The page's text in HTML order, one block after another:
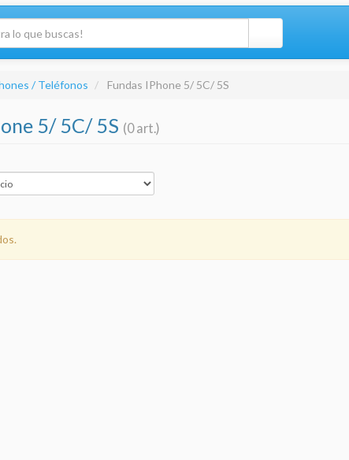
/ Teléfonos Fundas IPhone 5/ 5C/ 5S
5/ 5C/ 5S (0 art.)